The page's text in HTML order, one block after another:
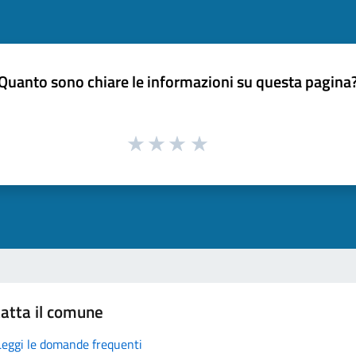
sono chiare le informazioni su questa
il comune
le domande frequenti